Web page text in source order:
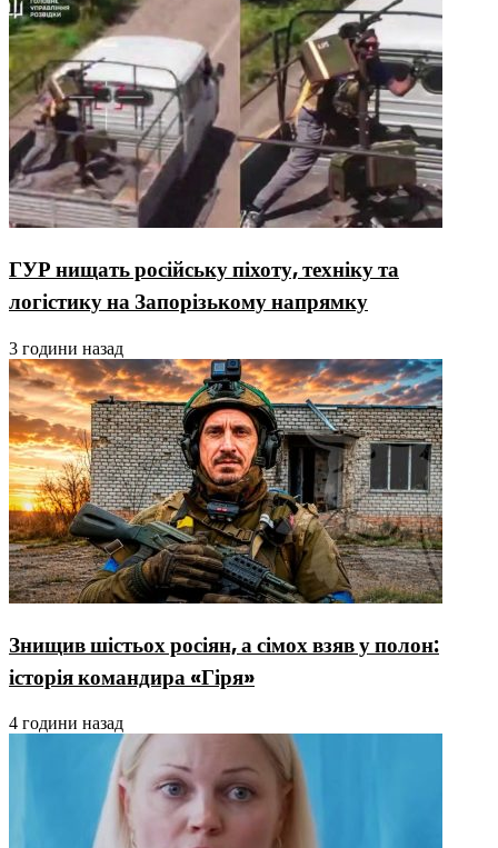
ГУР нищать російську піхоту, техніку та
логістику на Запорізькому напрямку
3 години назад
Знищив шістьох росіян, а сімох взяв у полон:
історія командира «Гіря»
4 години назад